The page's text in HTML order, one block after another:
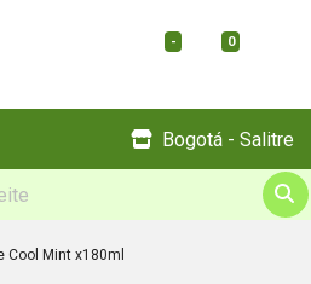
- 0
Bogotá - Salitre
Cool Mint x180ml